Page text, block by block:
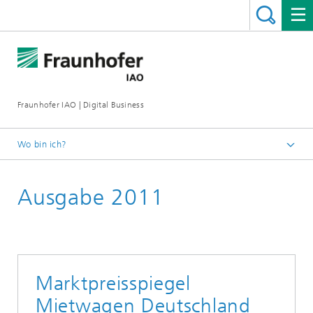
Fraunhofer IAO | Digital Business
Wo bin ich?
Ausgabe 2011
Marktpreisspiegel
Mietwagen Deutschland